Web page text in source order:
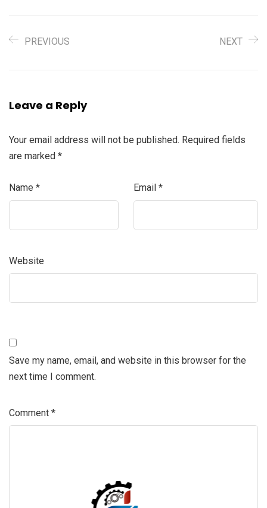
PREVIOUS NEXT
Leave a Reply
Your email address will not be published. Required fields
are marked *
Name * Email *
Website
Save my name, email, and website in this browser for the
next time I comment.
Comment *